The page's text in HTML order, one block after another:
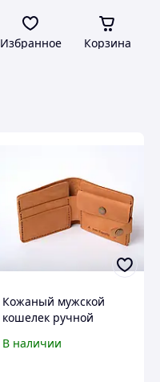
Избранное Корзина
Кожаный мужской
кошелек ручной
монет и карточек
В наличии